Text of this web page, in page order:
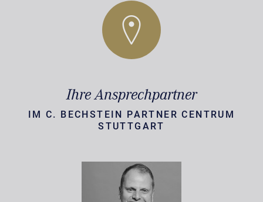
Ihre Ansprechpartner
IM C. BECHSTEIN PARTNER CENTRUM
STUTTGART